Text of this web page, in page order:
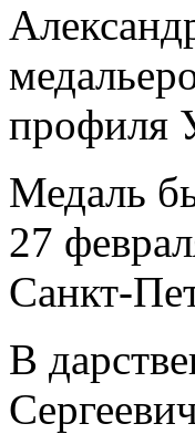
профиля
Медаль
27
Санкт-
В